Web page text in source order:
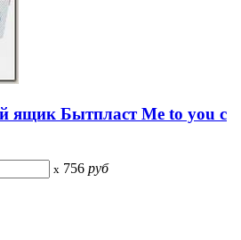
ящик Бытпласт Me to you с
x 756 руб